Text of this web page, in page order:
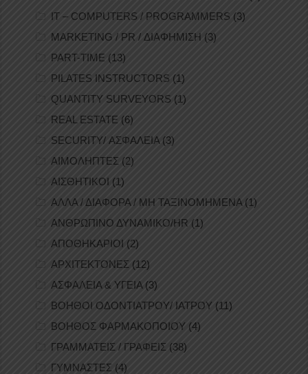
IT – COMPUTERS / PROGRAMMERS (3)
MARKETING / PR / ΔΙΑΦΗΜΙΣΗ (3)
PART-TIME (13)
PILATES INSTRUCTORS (1)
QUANTITY SURVEYORS (1)
REAL ESTATE (6)
SECURITY/ ΑΣΦΑΛΕΙΑ (3)
ΑΙΜΟΛΗΠΤΕΣ (2)
ΑΙΣΘΗΤΙΚΟΙ (1)
ΑΛΛΑ / ΔΙΑΦΟΡΑ / ΜΗ ΤΑΞΙΝΟΜΗΜΕΝΑ (1)
ΑΝΘΡΩΠΙΝΟ ΔΥΝΑΜΙΚΟ/HR (1)
ΑΠΟΘΗΚΑΡΙΟΙ (2)
ΑΡΧΙΤΕΚΤΟΝΕΣ (12)
ΑΣΦΑΛΕΙΑ & ΥΓΕΙΑ(3)
ΒΟΗΘΟΙ ΟΔΟΝΤΙΑΤΡΟΥ/ ΙΑΤΡΟΥ (11)
ΒΟΗΘΟΣ ΦΑΡΜΑΚΟΠΟΙΟΥ (4)
ΓΡΑΜΜΑΤΕΙΣ / ΓΡΑΦΕΙΣ (38)
ΓΥΜΝΑΣΤΕΣ (4)